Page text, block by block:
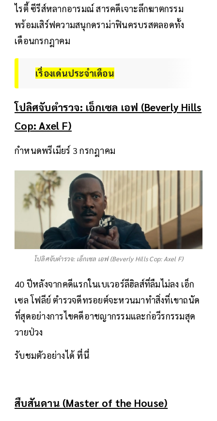
ไรตี้ ซีรีส์หลากอารมณ์ สารคดีเจาะลึกฆาตกรรม
พร้อมเสิร์ฟความสนุกดราม่าฟินครบรสตลอดทั้ง
เดือนกรกฎาคม
เรื่องเด่นประจำเดือน
โปลิศจับตำรวจ: เอ็กเซล เอฟ (Beverly Hills
Cop: Axel F)
กำหนดพรีเมียร์ 3 กรกฎาคม
โปลิศจับตำรวจ: เอ็กเซล เอฟ (Beverly Hills Cop: Axel F)
40 ปีหลังจากคดีแรกในเบเวอร์ลีฮิลส์ที่ลืมไม่ลง เอ็ก
เซล โฟลีย์ ตำรวจดีทรอยต์จะหวนมาทำสิ่งที่เขาถนัด
ที่สุดอย่างการไขคดีอาชญากรรมและก่อวีรกรรมสุด
วายป่วง
รับชมตัวอย่างได้ ที่นี่
สืบสันดาน (Master of the House)